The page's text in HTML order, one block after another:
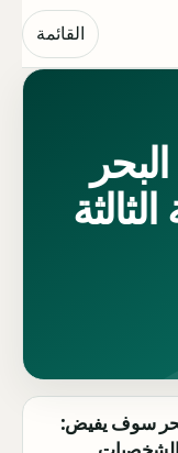
القائمة
سوف يفيض: